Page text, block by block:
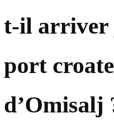
t-il arriver
port croate
d’Omisalj